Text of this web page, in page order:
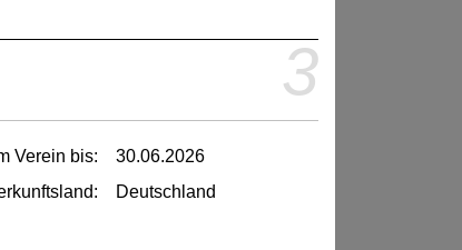
3
Verein bis:
30.06.2026
Deutschland